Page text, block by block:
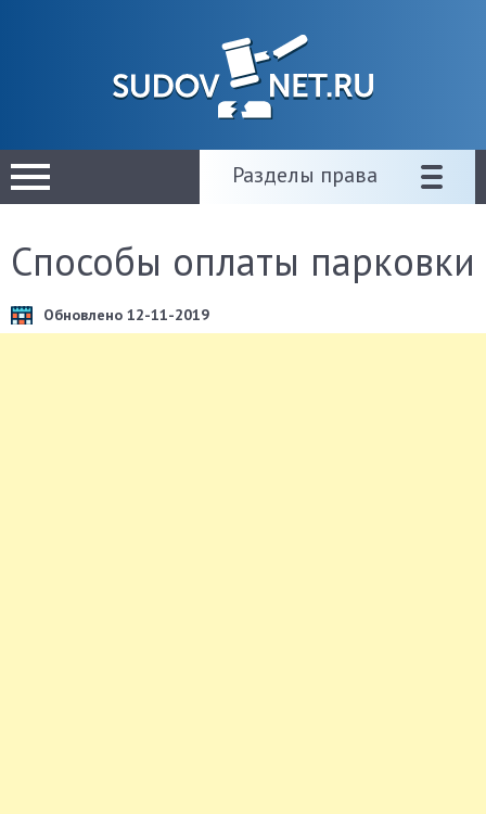
Разделы права
Способы оплаты парковки
Обновлено 12-11-2019